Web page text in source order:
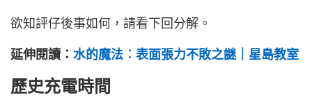
欲知評仔後事如何，請看下回分解。
延伸閱讀： 水的魔法︰表面張力不敗之謎｜星島教室
歷史充電時間